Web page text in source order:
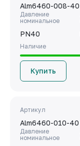
Alm6460-008-40
Давление
номинальное
PN40
Наличие
Купить
Артикул
Alm6460-010-40
Давление
номинальное